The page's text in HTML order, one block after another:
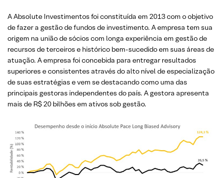
A Absolute Investimentos foi constituída em 2013 com o objetivo
de fazer a gestão de fundos de investimento. A empresa tem sua
origem na união de sócios com longa experiência em gestão de
recursos de terceiros e histórico bem-sucedido em suas áreas de
atuação. A empresa foi concebida para entregar resultados
superiores e consistentes através do alto nível de especialização
de suas estratégias e vem se destacando como uma das
principais gestoras independentes do país. A gestora apresenta
mais de R$ 20 bilhões em ativos sob gestão.